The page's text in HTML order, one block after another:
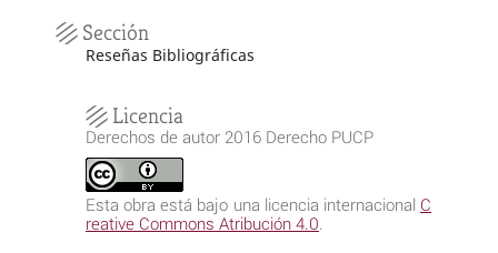
Sección
Reseñas Bibliográficas
Licencia
Derechos de autor 2016 Derecho PUCP
Esta obra está bajo una licencia internacional C
reative Commons Atribución 4.0.